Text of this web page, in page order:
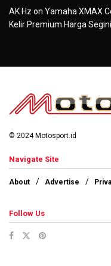
AK Hz on Yamaha XMAX
Kelir Premium Harga Segini
© 2024 Motosport.id
Navigate Site
About Advertise
Follow Us